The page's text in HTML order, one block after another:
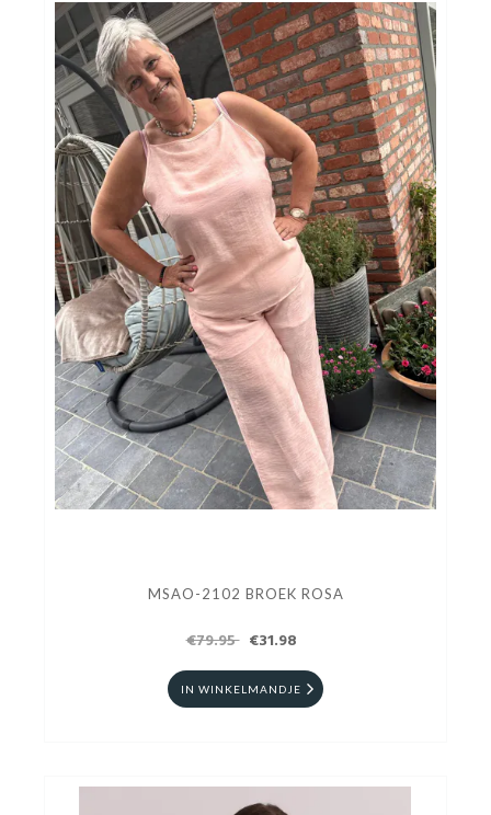
MSAO-2102 BROEK ROSA
€79.95 €31.98
IN WINKELMANDJE